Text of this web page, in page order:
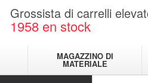
Grossista di carrelli
1958 en stock
MAGAZZINO DI
MATERIALE